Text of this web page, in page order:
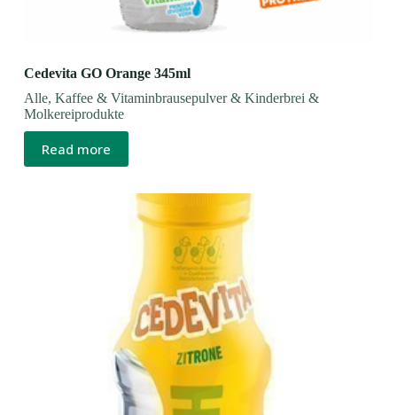
Cedevita GO Orange 345ml
Alle, Kaffee & Vitaminbrausepulver & Kinderbrei &
Molkereiprodukte
Read more